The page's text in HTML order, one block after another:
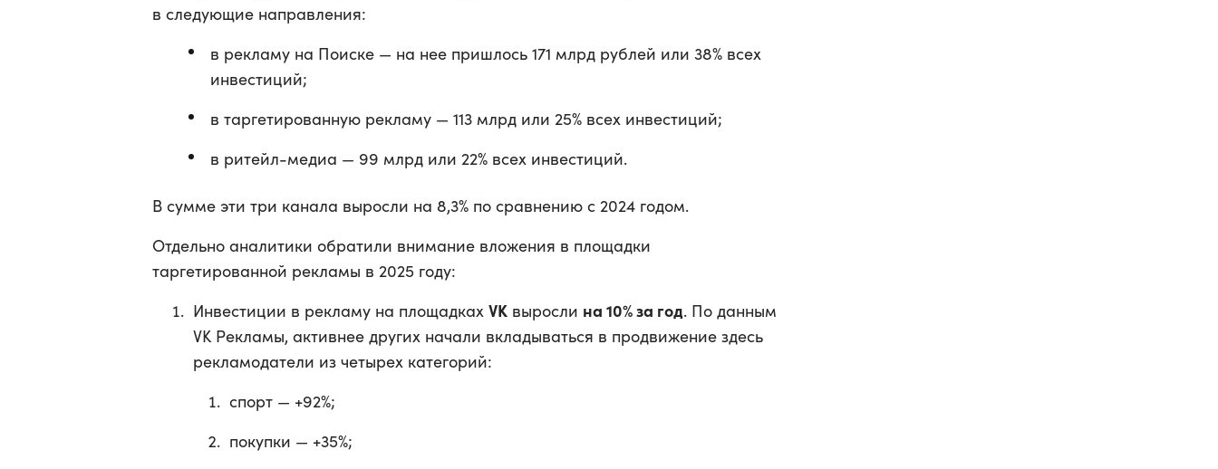
в следующие направления:
в рекламу на Поиске — на нее пришлось 171 млрд рублей или 38% всех
инвестиций;
в таргетированную рекламу — 113 млрд или 25% всех инвестиций;
в ритейл-медиа — 99 млрд или 22% всех инвестиций.
В сумме эти три канала выросли на 8,3% по сравнению с 2024 годом.
Отдельно аналитики обратили внимание вложения в площадки
таргетированной рекламы в 2025 году:
Инвестиции в рекламу на площадках VK выросли на 10% за год. По данным
VK Рекламы, активнее других начали вкладываться в продвижение здесь
рекламодатели из четырех категорий:
спорт — +92%;
покупки — +35%;